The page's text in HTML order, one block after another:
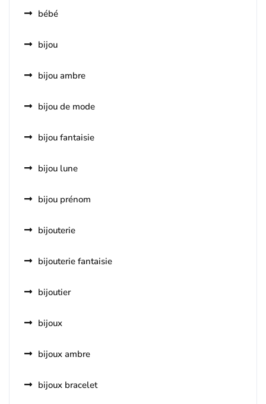
bébé
bijou
bijou ambre
bijou de mode
bijou fantaisie
bijou lune
bijou prénom
bijouterie
bijouterie fantaisie
bijoutier
bijoux
bijoux ambre
bijoux bracelet